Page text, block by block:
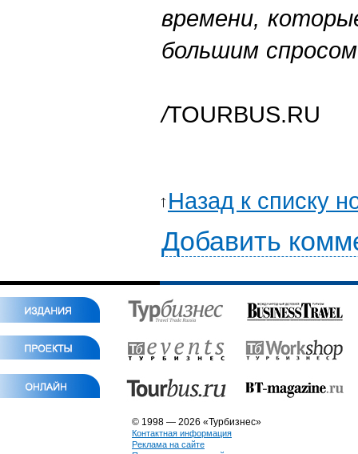
времени,
большим
/TOURBUS.RU
Назад к списку
Добавить
© 1998 — 2026 «Турбизнес»
Контактная информация
Реклама на сайте